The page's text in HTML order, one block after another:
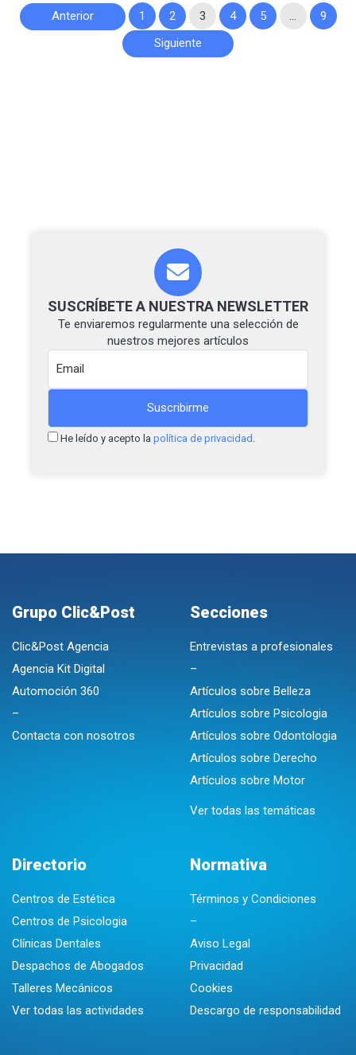
Paginación
de
Anterior 1 2 3 4 5 …
9
Siguiente
SUSCRÍBETE A NUESTRA NEWSLETTER
Te enviaremos regularmente una selección de
nuestros mejores artículos
He leído y acepto la política de privacidad
Grupo Clic&Post
Clic&Post Agencia
Agencia Kit Digital
Automoción 360
–
Contacta con nosotros
Secciones
Entrevistas a profesionales
–
Artículos sobre Belleza
Artículos sobre Psicologia
Artículos sobre Odontologia
Artículos sobre Derecho
Artículos sobre Motor
Ver todas las temáticas
Directorio
Centros de Estética
Centros de Psicologia
Clínicas Dentales
Despachos de Abogados
Talleres Mecánicos
Ver todas las actividades
Normativa
Términos y Condiciones
–
Aviso Legal
Privacidad
Cookies
Descargo de responsabilidad